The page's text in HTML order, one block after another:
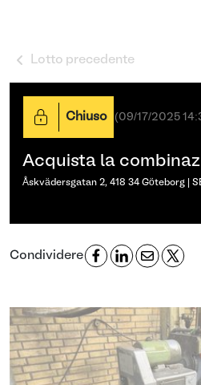
Lotto precedente
Chiuso (09/17/2025
Acquista la
Åskvädersgatan 2, 418 34 Göteborg |
Condividere